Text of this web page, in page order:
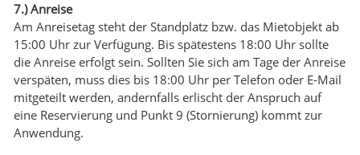
7.) Anreise
Am Anreisetag steht der Standplatz bzw. das Mietobjekt ab
15:00 Uhr zur Verfügung. Bis spätestens 18:00 Uhr sollte
die Anreise erfolgt sein. Sollten Sie sich am Tage der Anreise
verspäten, muss dies bis 18:00 Uhr per Telefon oder E-Mail
mitgeteilt werden, andernfalls erlischt der Anspruch auf
eine Reservierung und Punkt 9 (Stornierung) kommt zur
Anwendung.